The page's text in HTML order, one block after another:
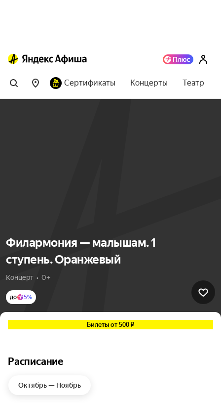
Сертификаты Концерты Театр
Филармония — малышам. 1
ступень. Оранжевый
Концерт  •  0+
до 5%
Билеты от 500 ₽
Расписание
Октябрь — Ноябрь